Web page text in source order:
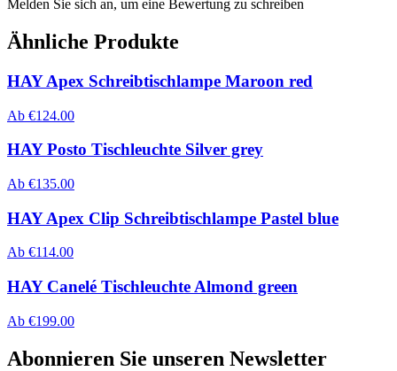
Melden Sie sich an, um eine Bewertung zu schreiben
Ähnliche Produkte
HAY Apex Schreibtischlampe Maroon red
Ab €124.00
HAY Posto Tischleuchte Silver grey
Ab €135.00
HAY Apex Clip Schreibtischlampe Pastel blue
Ab €114.00
HAY Canelé Tischleuchte Almond green
Ab €199.00
Abonnieren Sie unseren Newsletter